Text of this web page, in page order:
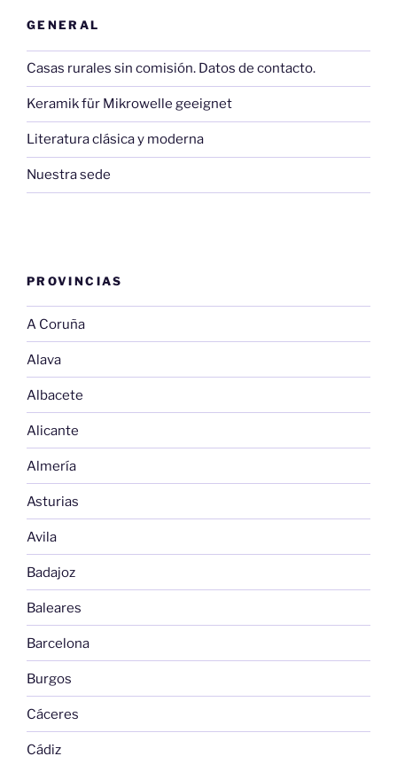
GENERAL
Casas rurales sin comisión. Datos de contacto.
Keramik für Mikrowelle geeignet
Literatura clásica y moderna
Nuestra sede
PROVINCIAS
A Coruña
Alava
Albacete
Alicante
Almería
Asturias
Avila
Badajoz
Baleares
Barcelona
Burgos
Cáceres
Cádiz